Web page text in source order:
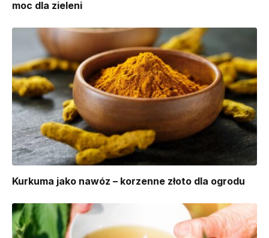
moc dla zieleni
Kurkuma jako nawóz – korzenne złoto dla ogrodu